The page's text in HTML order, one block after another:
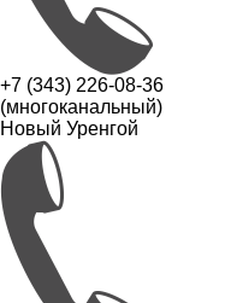
+7 (343) 226-08-36
(многоканальный)
Новый Уренгой